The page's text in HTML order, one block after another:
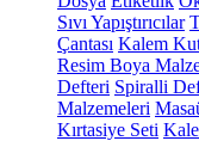
Sıvı Yapıştırıcılar
Çantası Kalem
Resim Boya
Defteri Spiralli
Malzemeleri
Kırtasiye Seti